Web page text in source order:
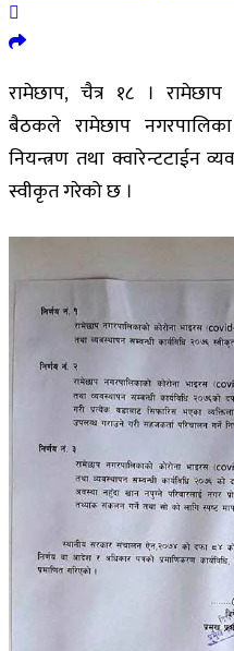
रामेछाप, चैत्र १८ ।
बैठकले रामेछाप
नियन्त्रण तथा क्वारेन्टटाईन
स्वीकृत गरेको छ ।